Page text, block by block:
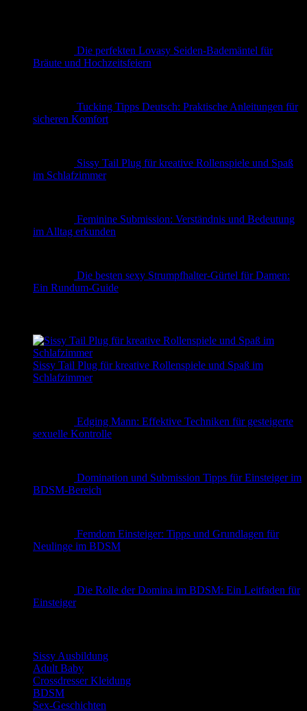
Die perfekten Lovasy Seiden-Bademäntel für
Bräute und Hochzeitsfeiern
Tucking Tipps Deutsch: Praktische Anleitungen für
sicheren Komfort
Sissy Tail Plug für kreative Rollenspiele und Spaß
im Schlafzimmer
Feminine Submission: Verständnis und Bedeutung
im Alltag erkunden
Die besten sexy Strumpfhalter-Gürtel für Damen:
Ein Rundum-Guide
Sissy Tail Plug für kreative Rollenspiele und Spaß im
Schlafzimmer
Edging Mann: Effektive Techniken für gesteigerte
sexuelle Kontrolle
Domination und Submission Tipps für Einsteiger im
BDSM-Bereich
Femdom Einsteiger: Tipps und Grundlagen für
Neulinge im BDSM
Die Rolle der Domina im BDSM: Ein Leitfaden für
Einsteiger
Sissy Ausbildung
Adult Baby
Crossdresser Kleidung
BDSM
Sex-Geschichten